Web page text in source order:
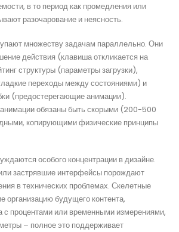
в то период как промедления или
разочарование и неясность.
множеству задачам параллельно. Они
действия (клавиша откликается на
структуры (параметры загрузки),
переходы между состояниями) и
(предостерегающие анимации).
обязаны быть скорыми (200-500
копирующими физические принципы
особого концентрации в дизайне.
застрявшие интерфейсы порождают
в технических проблемах. Скелетные
будущего контента,
с процентами или временными измерениями,
– полное это поддерживает